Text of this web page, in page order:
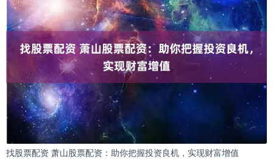
找股票配资 萧山股票配资：助你把握投资良机，实现财富增值